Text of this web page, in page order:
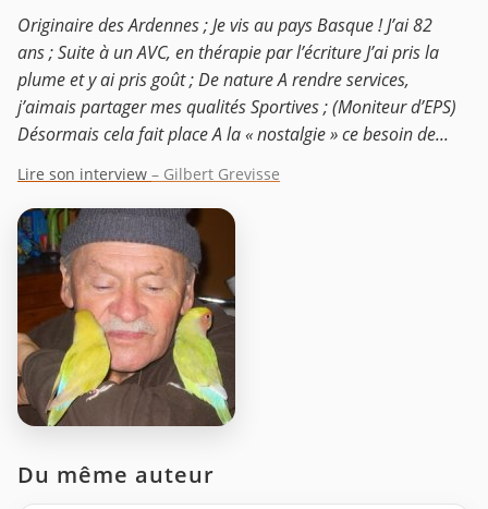
Originaire des Ardennes ; Je vis au pays Basque ! J’ai 82
ans ; Suite à un AVC, en thérapie par l’écriture J’ai pris la
plume et y ai pris goût ; De nature A rendre services,
j’aimais partager mes qualités Sportives ; (Moniteur d’EPS)
Désormais cela fait place A la « nostalgie » ce besoin de...
Lire son interview – Gilbert Grevisse
Du même auteur